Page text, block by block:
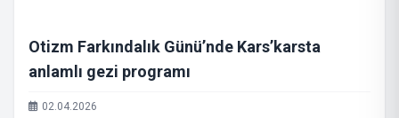
Otizm Farkındalık Günü’nde Kars’karsta
anlamlı gezi programı
02.04.2026